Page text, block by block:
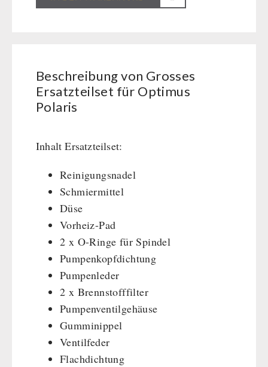
Kurbelgeräte / Radio / Funk
PETROMAX-SHOP
HK500 & Zubehör
Bücher
kingnature-Vitalstoffe
BEHÖRDEN / GRUPPENVERSORGUNG
Notrationen
Trinkwasser
Frühstück
Hauptmahlzeiten
Ersatzteilset
Menge
Beschreibung von Grosses
Ersatzteilset für Optimus
Polaris
Inhalt Ersatzteilset:
Reinigungsnadel
Schmiermittel
Düse
Vorheiz-Pad
2 x O-Ringe für Spindel
Pumpenkopfdichtung
Pumpenleder
2 x Brennstofffilter
Pumpenventilgehäuse
Gumminippel
Ventilfeder
Flachdichtung